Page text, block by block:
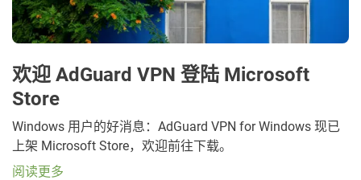
欢迎 AdGuard VPN 登陆 Microsoft
Store
Windows 用户的好消息：AdGuard VPN for Windows 现已
上架 Microsoft Store，欢迎前往下载。
阅读更多